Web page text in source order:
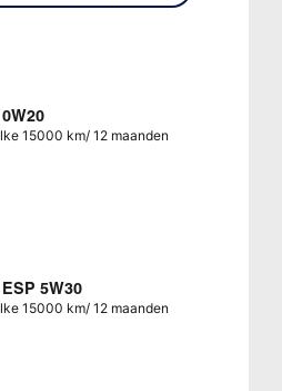
15000 km/ 12 maanden
5W30
15000 km/ 12 maanden